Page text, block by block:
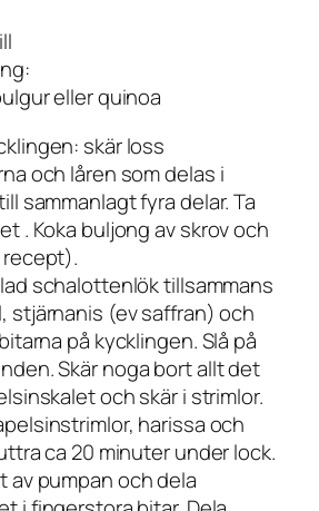
eller quinoa
skär loss
och låren som delas i
sammanlagt fyra delar. Ta
. Koka buljong av skrov och
schalottenlök tillsammans
stjärnanis (ev saffran) och
på kycklingen. Slå på
Skär noga bort allt det
och skär i strimlor.
harissa och
ca 20 minuter under lock.
av pumpan och dela